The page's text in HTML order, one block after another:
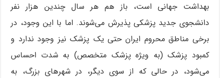
بهداشت جهانی است، باز هم هر سال چندین هزار نفر
دانشجوی جدید پزشکی پذیرش می‌شوند. اما با این وجود، در
برخی مناطق محروم ایران حتی یک پزشک نیز وجود ندارد و
کمبود پزشک (به ویژه پزشک متخصص) به شدت احساس
می‌شود، در حالی که از سوی دیگر، در شهرهای بزرگ، به